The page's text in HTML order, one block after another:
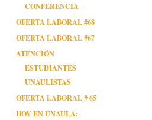
CONFERENCIA
OFERTA LABORAL #68
OFERTA LABORAL #67
ATENCIÓN
ESTUDIANTES
UNAULISTAS
OFERTA LABORAL # 65
HOY EN UNAULA: